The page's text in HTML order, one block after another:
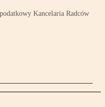
Kancelaria Radców